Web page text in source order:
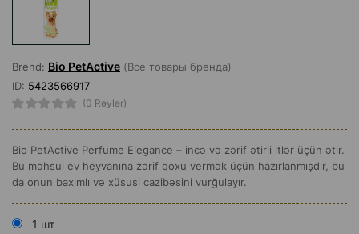
Brend: Bio PetActive (Все товары бренда)
ID: 5423566917
(0 Rəylər)
Bio PetActive Perfume Elegance – incə və zərif ətirli itlər üçün ətir.
Bu məhsul ev heyvanına zərif qoxu vermək üçün hazırlanmışdır, bu
da onun baxımlı və xüsusi cazibəsini vurğulayır.
1 шт